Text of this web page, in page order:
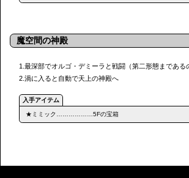
魔空間の神殿
1.最深部でオルゴ・デミーラと戦闘（第二形態まである
2.渦に入ると自動で天上の神殿へ
★ミミック………………5Fの宝箱